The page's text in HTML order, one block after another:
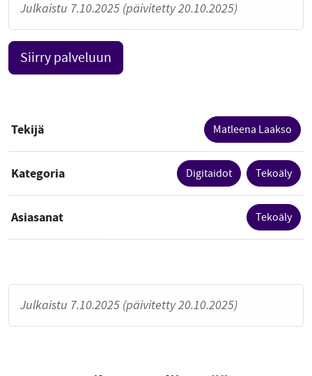
Julkaistu 7.10.2025 (päivitetty 20.10.2025)
Siirry palveluun
Tekijä Matleena Laakso
Kategoria Digitaidot Tekoäly
Asiasanat Tekoäly
Julkaistu 7.10.2025 (päivitetty 20.10.2025)